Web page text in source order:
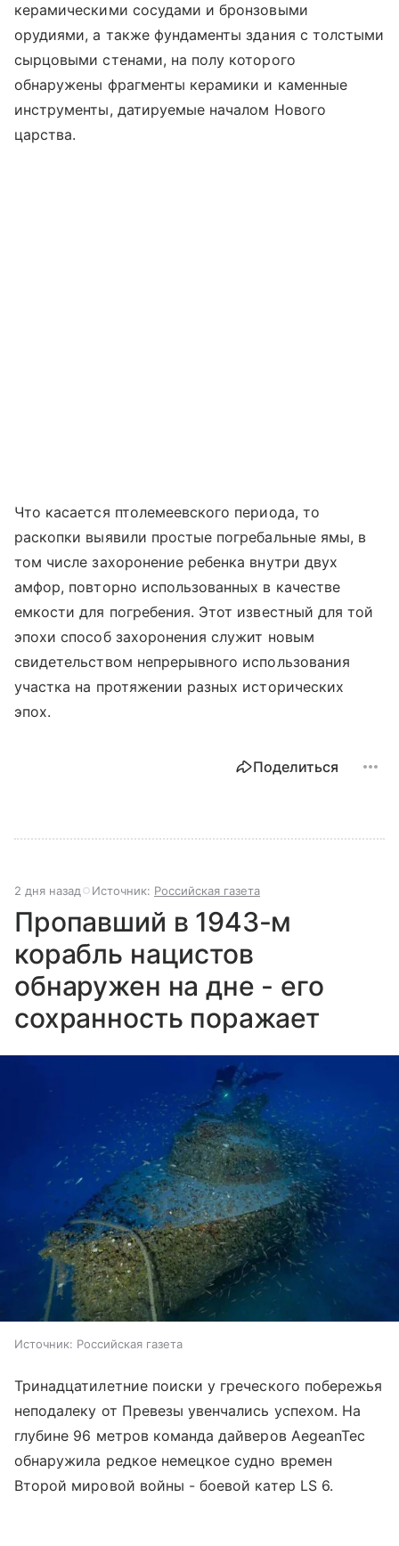
керамическими сосудами и бронзовыми
орудиями, а также фундаменты здания с толстыми
сырцовыми стенами, на полу которого
обнаружены фрагменты керамики и каменные
инструменты, датируемые началом Нового
царства.
Что касается птолемеевского периода, то
раскопки выявили простые погребальные ямы, в
том числе захоронение ребенка внутри двух
амфор, повторно использованных в качестве
емкости для погребения. Этот известный для той
эпохи способ захоронения служит новым
свидетельством непрерывного использования
участка на протяжении разных исторических
эпох.
Поделиться
2 дня назад Источник: Российская газета
Пропавший в 1943-м
корабль нацистов
обнаружен на дне - его
сохранность поражает
Источник: Российская газета
Тринадцатилетние поиски у греческого побережья
неподалеку от Превезы увенчались успехом. На
глубине 96 метров команда дайверов AegeanTec
обнаружила редкое немецкое судно времен
Второй мировой войны - боевой катер LS 6.